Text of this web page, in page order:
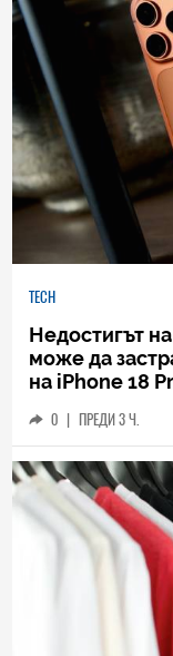
TECH
Недостигът
може да
на iPhone 18
0 ПРЕДИ 3 Ч.